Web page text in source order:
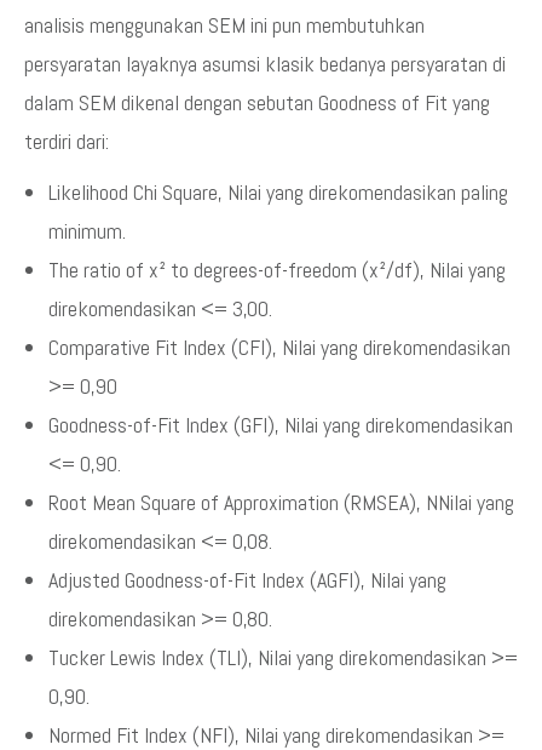
analisis menggunakan SEM ini pun membutuhkan
persyaratan layaknya asumsi klasik bedanya persyaratan di
dalam SEM dikenal dengan sebutan Goodness of Fit yang
terdiri dari:
Likelihood Chi Square, Nilai yang direkomendasikan paling
minimum.
The ratio of x² to degrees-of-freedom (x²/df), Nilai yang
direkomendasikan <= 3,00.
Comparative Fit Index (CFI), Nilai yang direkomendasikan
>= 0,90
Goodness-of-Fit Index (GFI), Nilai yang direkomendasikan
<= 0,90.
Root Mean Square of Approximation (RMSEA), NNilai yang
direkomendasikan <= 0,08.
Adjusted Goodness-of-Fit Index (AGFI), Nilai yang
direkomendasikan >= 0,80.
Tucker Lewis Index (TLI), Nilai yang direkomendasikan >=
0,90.
Normed Fit Index (NFI), Nilai yang direkomendasikan >=